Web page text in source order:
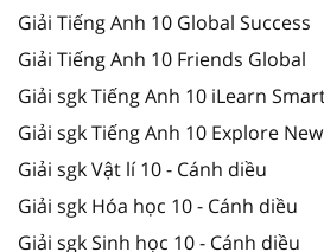
Giải Tiếng Anh 10 Global Success
Giải Tiếng Anh 10 Friends Global
Giải sgk Tiếng Anh 10 iLearn
Giải sgk Tiếng Anh 10 Explore
Giải sgk Vật lí 10 - Cánh diều
Giải sgk Hóa học 10 - Cánh diều
Giải sgk Sinh học 10 - Cánh diều